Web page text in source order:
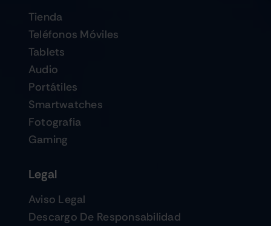
Tienda
Teléfonos Móviles
Tablets
Audio
Portátiles
Smartwatches
Fotografia
Gaming
Legal
Aviso Legal
Descargo De Responsabilidad